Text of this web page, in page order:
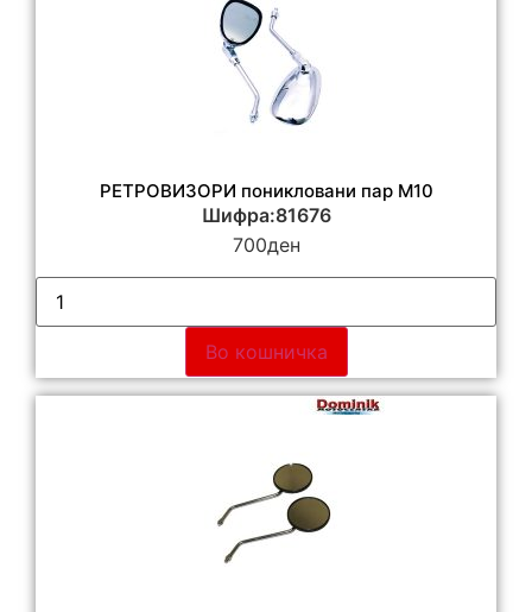
РЕТРОВИЗОРИ поникловани пар М10
Шифра:81676
700ден
Во кошничка